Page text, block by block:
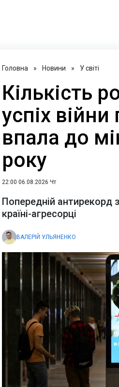
Головна » Новини » У світі
Кількість
успіх
впала до
року
22:00 06.08.2026 Чт
Попередній антирекорд
країні-агресорці
ВАЛЕРІЙ УЛЬЯНЕНКО